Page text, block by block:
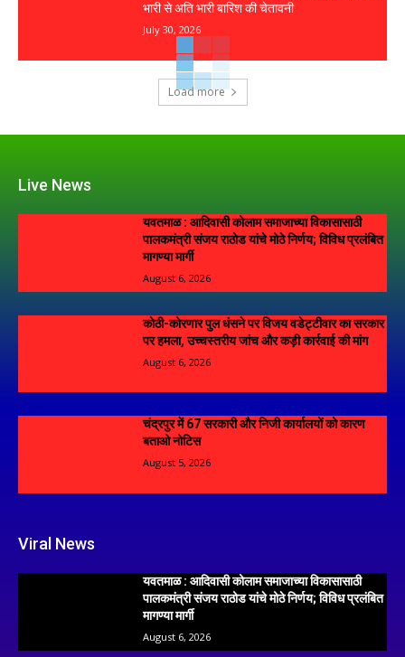
भारी से अति भारी बारिश की चेतावनी
July 30, 2026
Load more
Live News
यवतमाळ : आदिवासी कोलाम समाजाच्या विकासासाठी
पालकमंत्री संजय राठोड यांचे मोठे निर्णय; विविध प्रलंबित
मागण्या मार्गी
August 6, 2026
कोठी-कोरणार पुल धंसने पर विजय वडेट्टीवार का सरकार
पर हमला, उच्चस्तरीय जांच और कड़ी कार्रवाई की मांग
August 6, 2026
चंद्रपुर में 67 सरकारी और निजी कार्यालयों को कारण
बताओ नोटिस
August 5, 2026
Viral News
यवतमाळ : आदिवासी कोलाम समाजाच्या विकासासाठी
पालकमंत्री संजय राठोड यांचे मोठे निर्णय; विविध प्रलंबित
मागण्या मार्गी
August 6, 2026